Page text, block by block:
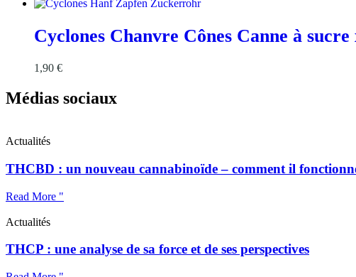
Cyclones Chanvre Cônes Canne à
1,90 €
Médias sociaux
Actualités
THCBD : un nouveau cannabinoïde – comment il
Read More "
Actualités
THCP : une analyse de sa force et de ses perspectives